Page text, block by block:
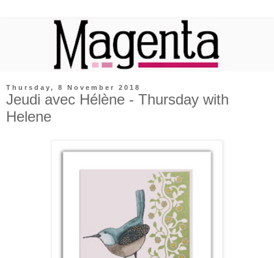
Thursday, 8 November 2018
Jeudi avec Hélène - Thursday with
Helene